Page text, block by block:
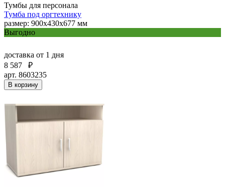
Тумбы для персонала
Тумба под оргтехнику
размер: 900х430х677 мм
Выгодно
доставка от 1 дня
8 587
₽
арт. 8603235
В корзину